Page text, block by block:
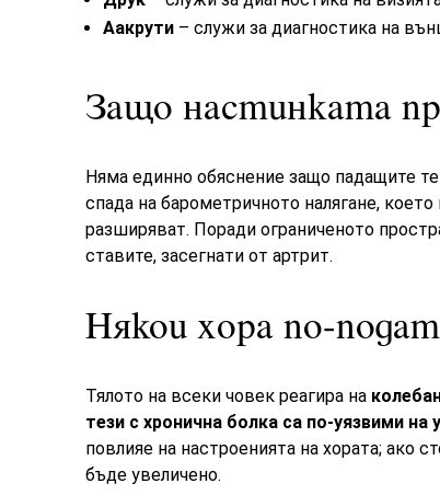
Аакрути– служи за диагностика на
Защо настинката
Няма единно обяснение защо падащите
спада на барометричното налягане,
разширяват. Поради ограниченото
ставите, засегнати от артрит.
Някои хора по-
Тялото на всеки човек реагира на
тези с хронична болка са по-уязвими
повлияе на настроенията на хората; ако
бъде увеличено.